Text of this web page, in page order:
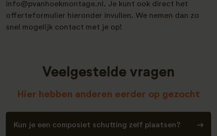
info@pvanhoekmontage.nl. Je kunt ook direct het
offerteformulier hieronder invullen. We nemen dan zo
snel mogelijk contact met je op!
Veelgestelde vragen
Hier hebben anderen eerder op gezocht
Kun je een composiet schutting zelf plaatsen?